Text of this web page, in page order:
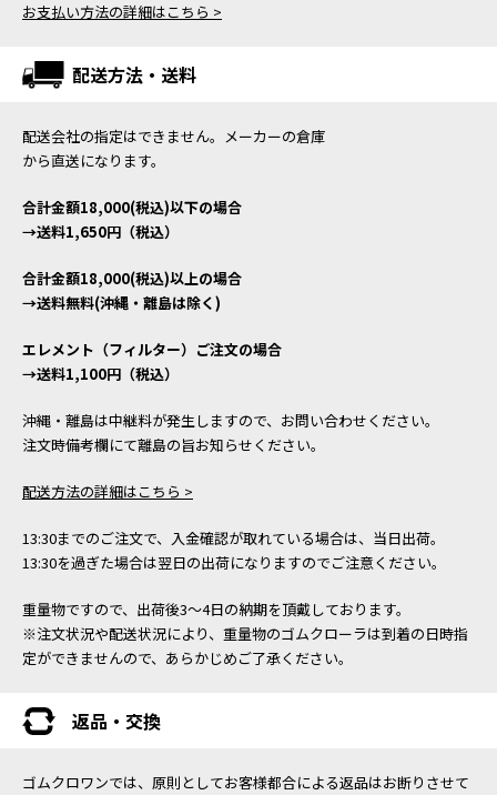
お支払い方法の詳細はこちら >
配送方法・送料
配送会社の指定はできません。メーカーの倉庫
から直送になります。
合計金額18,000(税込)以下の場合
→送料1,650円（税込）
合計金額18,000(税込)以上の場合
→送料無料(沖縄・離島は除く)
エレメント（フィルター）ご注文の場合
→送料1,100円（税込）
沖縄・離島は中継料が発生しますので、お問い合わせください。
注文時備考欄にて離島の旨お知らせください。
配送方法の詳細はこちら >
13:30までのご注文で、入金確認が取れている場合は、当日出荷。
13:30を過ぎた場合は翌日の出荷になりますのでご注意ください。
重量物ですので、出荷後3～4日の納期を頂戴しております。
※注文状況や配送状況により、重量物のゴムクローラは到着の日時指
定ができませんので、あらかじめご了承ください。
返品・交換
ゴムクロワンでは、原則としてお客様都合による返品はお断りさせて